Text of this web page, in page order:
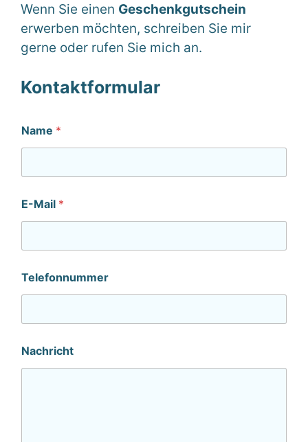
Wenn Sie einen Geschenkgutschein
erwerben möchten, schreiben Sie mir
gerne oder rufen Sie mich an.
Kontaktformular
Name *
E-Mail *
Telefonnummer
Nachricht